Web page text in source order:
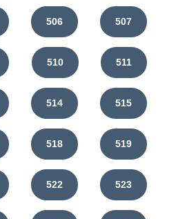
506 507
510 511
514 515
518 519
522 523